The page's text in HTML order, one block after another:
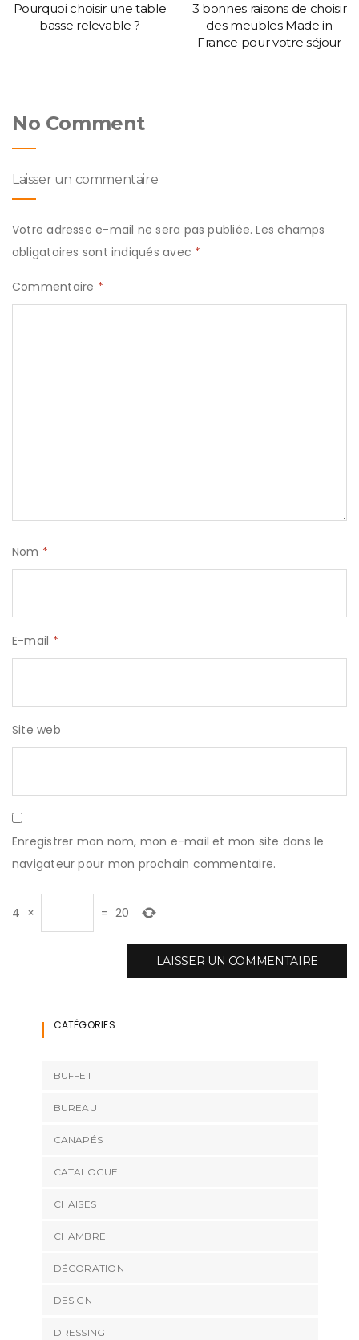
Pourquoi choisir une table
basse relevable ?
3 bonnes raisons de choisir
des meubles Made in
France pour votre séjour
No Comment
Laisser un commentaire
Votre adresse e-mail ne sera pas publiée. Les champs
obligatoires sont indiqués avec *
Commentaire *
Nom *
E-mail *
Site web
Enregistrer mon nom, mon e-mail et mon site dans le
navigateur pour mon prochain commentaire.
4 × = 20
CATÉGORIES
BUFFET
BUREAU
CANAPÉS
CATALOGUE
CHAISES
CHAMBRE
DÉCORATION
DESIGN
DRESSING